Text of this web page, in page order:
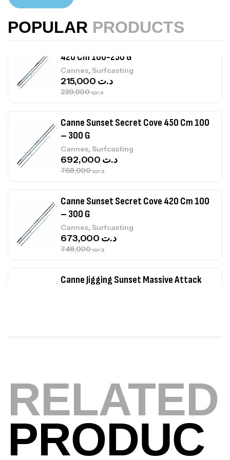
POPULAR PRODUCTS
Accastillage bateau
420 Cm 100-250 G
Cannes, Surfcasting
د.ت239,000
د.ت
Canne Sunset Secret Cove 450 Cm 100
– 300 G
Cannes, Surfcasting
د.ت768,000
د.ت
Canne Sunset Secret Cove 420 Cm 100
– 300 G
Cannes, Surfcasting
د.ت748,000
د.ت
Canne Jigging Sunset Massive Attack
Bagagerie Surfcasting
د.ت
د.ت
Volant 3 Branches Inox T26S/35
Accastillage bateau Accessoires bateaux
RELATED
PRODUC